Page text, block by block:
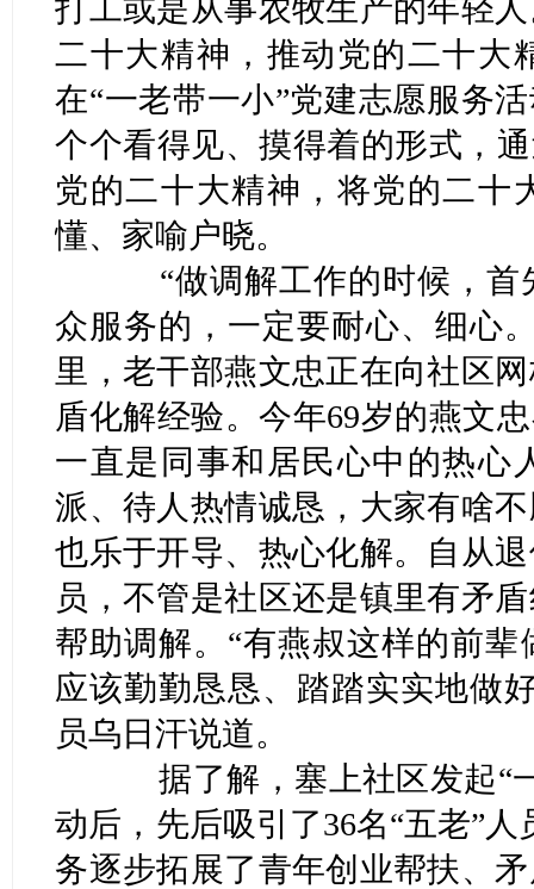
打工或是从事农牧生产的年轻
二十大精神，推动党的二十大
在“一老带一小”党建志愿服务
个个看得见、摸得着的形式，
党的二十大精神，将党的二十
懂、家喻户晓。
“做调解工作的时候，首
众服务的，一定要耐心、细心
里，老干部燕文忠正在向社区
盾化解经验。今年69岁的燕文
一直是同事和居民心中的热心
派、待人热情诚恳，大家有啥
也乐于开导、热心化解。自从
员，不管是社区还是镇里有矛
帮助调解。“有燕叔这样的前
应该勤勤恳恳、踏踏实实地做
员乌日汗说道。
据了解，塞上社区发起“
动后，先后吸引了36名“五老”
务逐步拓展了青年创业帮扶、